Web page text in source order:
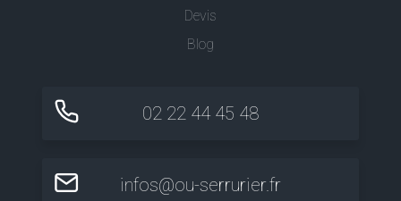
Devis
Blog
02 22 44 45 48
infos@ou-serrurier.fr